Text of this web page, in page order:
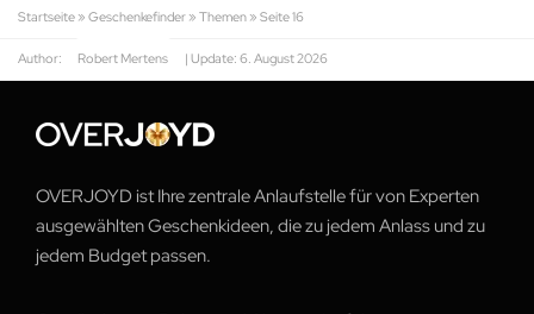
Startseite » Geschenkefinder » Themen » Seite 16
Author: Robert Mertens | Update: 6. August 2026
OVERJOYD ist Ihre zentrale Anlaufstelle für von Experten
ausgewählten Geschenkideen, die zu jedem Anlass und zu
jedem Budget passen.